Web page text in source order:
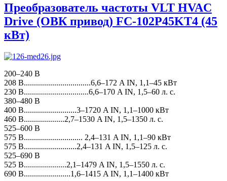
Преобразователь частоты VLT HVAC
Drive (ОВК привод) FC-102P45KT4 (45
кВт)
200–240 В
208 В.................................6,6–172 A IN, 1,1–45 кВт
230 В................................6,6–170 A IN, 1,5–60 л. с.
380–480 В
400 В..........................3–1720 A IN, 1,1–1000 кВт
460 В....................2,7–1530 A IN, 1,5–1350 л. с.
525–600 В
575 В............................. 2,4–131 A IN, 1,1–90 кВт
575 В..........................2,4–131 A IN, 1,5–125 л. с.
525–690 В
525 В.....................2,1–1479 A IN, 1,5–1550 л. с.
690 В.......................1,6–1415 A IN, 1,1–1400 кВт